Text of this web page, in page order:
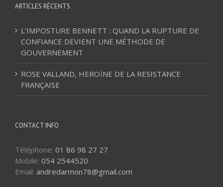
ARTICLES RÉCENTS
L’IMPOSTURE BENNETT : QUAND LA RUPTURE DE
CONFIANCE DEVIENT UNE MÉTHODE DE
GOUVERNEMENT
ROSE VALLAND, HEROÏNE DE LA RESISTANCE
FRANÇAISE
CONTACT INFO
Téléphone: 01 86 98 27 27
Mobile: 054 2544520
Email: andredarmon78@gmail.com